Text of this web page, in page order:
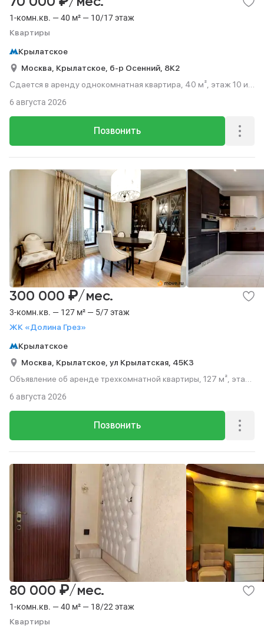
1-комн.кв. — 40 м² — 10/17 этаж
Квартиры
Крылатское
Москва, Крылатское, б-р Осенний, 8К2
Сдается в аренду однокомнатная квартира, 40 м², этаж 10 из
Позвонить
6 августа 2026
3-комн.кв. — 127 м² — 5/7 этаж
ЖК «Долина Грез»
300 000 ₽/мес.
Крылатское
Москва, Крылатское, ул Крылатская, 45К3
Объявление об аренде трехкомнатной квартиры, 127 м², этаж
Позвонить
6 августа 2026
1-комн.кв. — 40 м² — 18/22 этаж
Квартиры
80 000 ₽/мес.